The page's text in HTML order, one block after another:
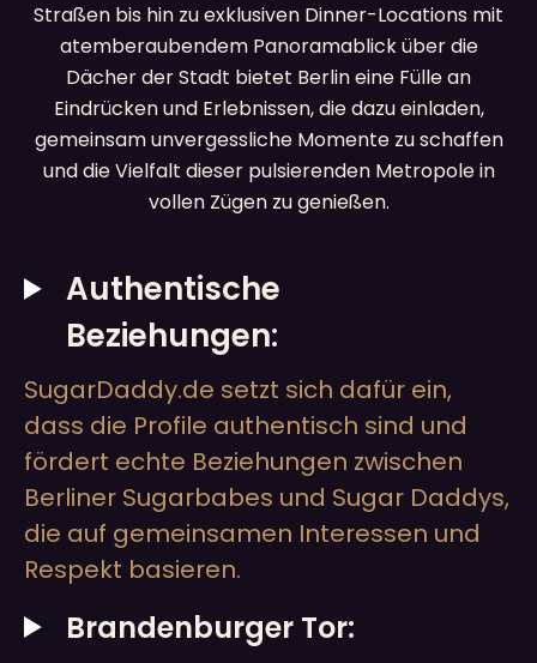
Straßen bis hin zu exklusiven Dinner-Locations mit
atemberaubendem Panoramablick über die
Dächer der Stadt bietet Berlin eine Fülle an
Eindrücken und Erlebnissen, die dazu einladen,
gemeinsam unvergessliche Momente zu schaffen
und die Vielfalt dieser pulsierenden Metropole in
vollen Zügen zu genießen.
Authentische
Beziehungen:
SugarDaddy.de setzt sich dafür ein,
dass die Profile authentisch sind und
fördert echte Beziehungen zwischen
Berliner Sugarbabes und Sugar Daddys,
die auf gemeinsamen Interessen und
Respekt basieren.
Brandenburger Tor: